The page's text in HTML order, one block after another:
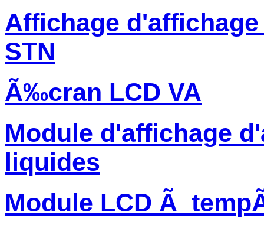
Affichage
STN
Ã‰cran LCD VA
Module d'affichage
liquides
Module LCD Ã